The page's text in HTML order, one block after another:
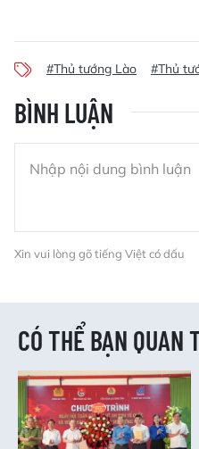
#Thủ tướng Lào #Thủ
BÌNH LUẬN
Xin vui lòng gõ tiếng Việt có dấu
CÓ THỂ BẠN QUAN